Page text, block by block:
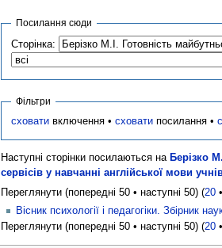
Посилання сюди
Сторінка:
Фільтри
сховати включення •сховати посилання •
Наступні сторінки посилаються на Берізко
сервісів у навчанні англійської мови
Переглянути (попередні 50 • наступні 50) (20
Вісник психології і педагогіки. Збірник
Переглянути (попередні 50 • наступні 50) (20